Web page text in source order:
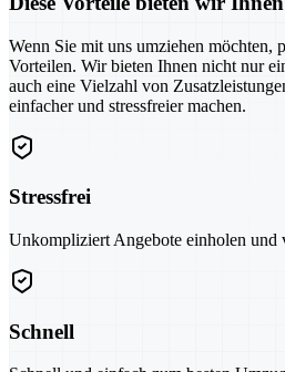
Wenn Sie mit uns umziehen möchten,
Vorteilen. Wir bieten Ihnen nicht nur
auch eine Vielzahl von
einfacher und stressfreier machen.
Stressfrei
Unkompliziert Angebote einholen und
Schnell